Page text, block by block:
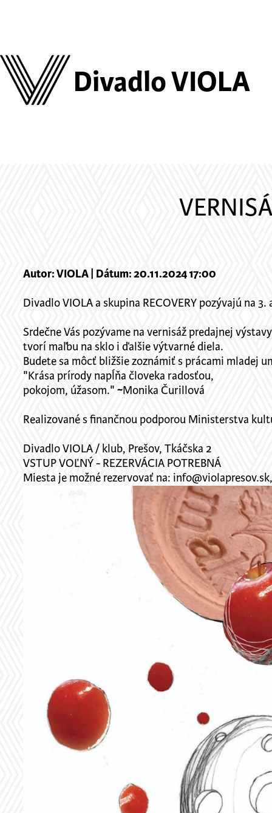
Divadlo VIOLA
Autor: VIOLA | Dátum: 20.11.2024 17:00
Divadlo VIOLA a skupina RECOVERY pozývajú na
Srdečne Vás pozývame na vernisáž predajnej
tvorí maľbu na sklo i ďalšie výtvarné diela.
Budete sa môcť bližšie zoznámiť s prácami mladej
"Krása prírody napĺňa človeka radosťou,
pokojom, úžasom." ~Monika Čurillová
Realizované s finančnou podporou Ministerstva
Divadlo VIOLA / klub, Prešov, Tkáčska 2
VSTUP VOĽNÝ - REZERVÁCIA POTREBNÁ
Miesta je možné rezervovať na: